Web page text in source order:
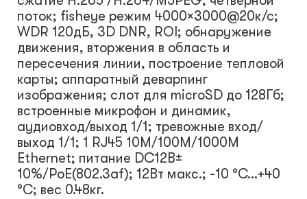
поток; fisheye режим 4000×3000@20к/с;
WDR 120дБ, 3D DNR, ROI; обнаружение
движения, вторжения в область и
пересечения линии, построение тепловой
карты; аппаратный деварпинг
изображения; слот для microSD до 128Гб;
встроенные микрофон и динамик,
аудиовход/выход 1/1; тревожные вход/
выход 1/1; 1 RJ45 10M/100M/1000M
Ethernet; питание DC12В±
10%/PoE(802.3af); 12Вт макс.; -10 °C...+40
°C; вес 0.48кг.